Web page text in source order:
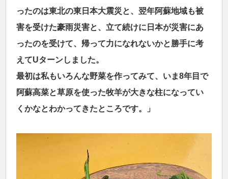
ったのは東北の東日本大震災と、翌年阿蘇地域も被
害を受けた豪雨災害と、立て続けに日本が災害にあ
ったのを受けて、帰って力になれないかと勝手に考
えてUターンしました。
最初は私もいろんな野菜を作ってみて、いま8年目で
阿蘇高菜と草原を使った牧羊が大きな柱になってい
くかなとわかってきたところです。」